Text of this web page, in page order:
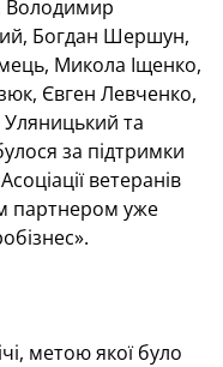
Володимир
Богдан Шершун,
Микола Іщенко,
Євген Левченко,
та
за підтримки
ветеранів
партнером уже
метою якої було